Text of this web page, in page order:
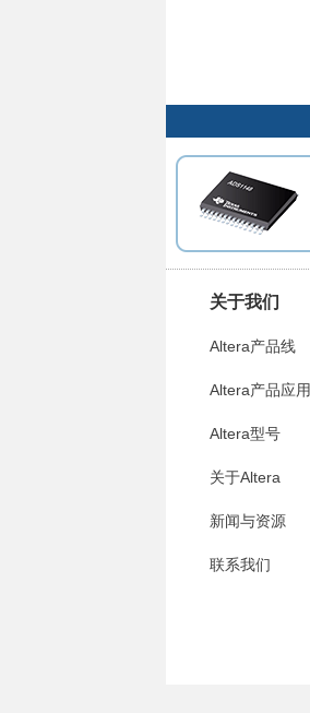
关于我们
Altera产品线
Altera产品应用
Altera型号
关于Altera
新闻与资源
联系我们